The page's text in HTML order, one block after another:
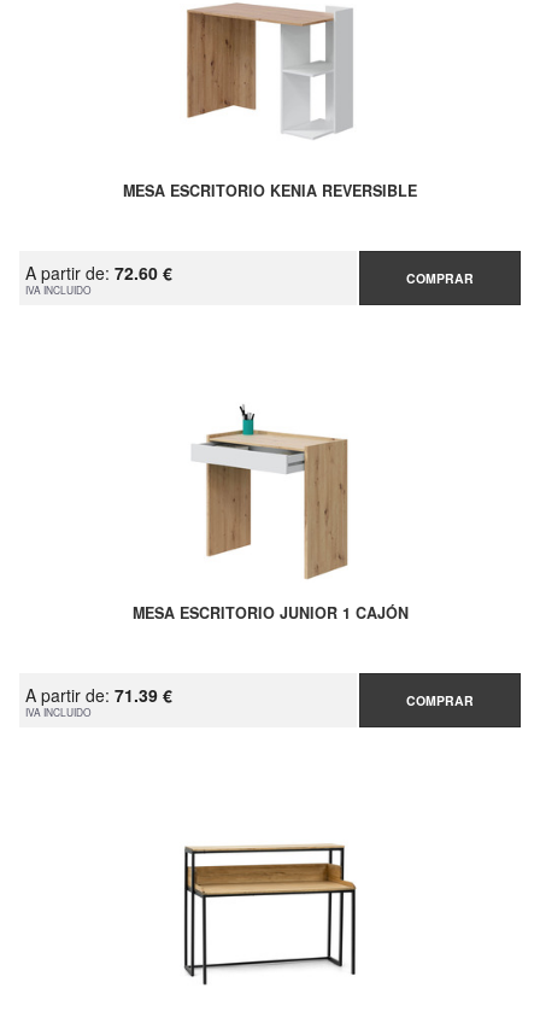
MESA ESCRITORIO KENIA REVERSIBLE
A partir de: 72.60 €
IVA INCLUIDO
COMPRAR
MESA ESCRITORIO JUNIOR 1 CAJÓN
A partir de: 71.39 €
IVA INCLUIDO
COMPRAR